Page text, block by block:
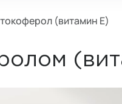
(витамин Е)